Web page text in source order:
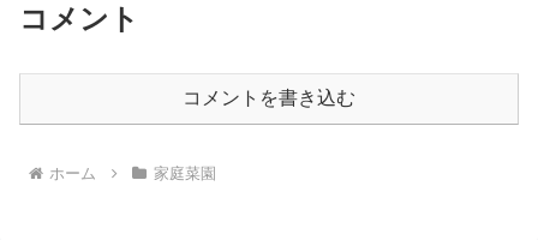
コメント
コメントを書き込む
ホーム 家庭菜園